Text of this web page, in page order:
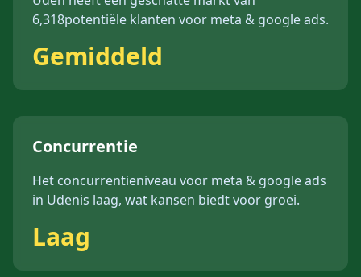
6,318potentiële klanten voor meta & google ads.
Gemiddeld
Concurrentie
Het concurrentieniveau voor meta & google ads
in Udenis laag, wat kansen biedt voor groei.
Laag